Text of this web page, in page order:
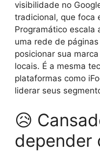
visibilidade no
tradicional, que foca
Programático escala
uma rede de
posicionar sua
locais. É a mesma
plataformas como
liderar seus
😥
depender